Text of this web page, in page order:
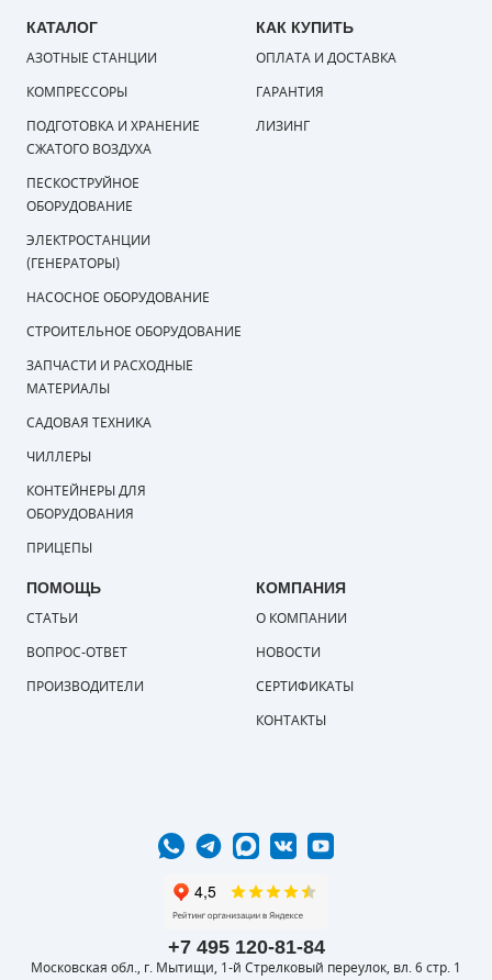
+7 495 120-81-84
Московская обл., г. Мытищи, 1-й Стрелковый переулок, вл. 6 стр. 1
КАТАЛОГ
АЗОТНЫЕ СТАНЦИИ
КОМПРЕССОРЫ
ПОДГОТОВКА И ХРАНЕНИЕ
СЖАТОГО ВОЗДУХА
ПЕСКОСТРУЙНОЕ
ОБОРУДОВАНИЕ
ЭЛЕКТРОСТАНЦИИ
(ГЕНЕРАТОРЫ)
НАСОСНОЕ ОБОРУДОВАНИЕ
СТРОИТЕЛЬНОЕ ОБОРУДОВАНИЕ
ЗАПЧАСТИ И РАСХОДНЫЕ
МАТЕРИАЛЫ
САДОВАЯ ТЕХНИКА
ЧИЛЛЕРЫ
КОНТЕЙНЕРЫ ДЛЯ
ОБОРУДОВАНИЯ
ПРИЦЕПЫ
КАК КУПИТЬ
ОПЛАТА И ДОСТАВКА
ГАРАНТИЯ
ЛИЗИНГ
ПОМОЩЬ
СТАТЬИ
ВОПРОС-ОТВЕТ
ПРОИЗВОДИТЕЛИ
КОМПАНИЯ
О КОМПАНИИ
НОВОСТИ
СЕРТИФИКАТЫ
КОНТАКТЫ